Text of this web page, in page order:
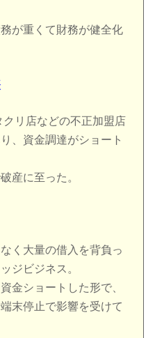
が重くて財務が健全化
リ店などの不正加盟店
、資金調達がショート
産に至った。
く大量の借入を背負っ
ジビジネス。
金ショートした形で、
末停止で影響を受けて